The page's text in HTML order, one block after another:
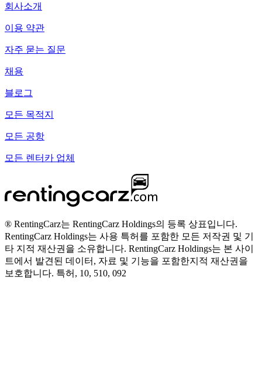
회사소개
이용 약관
자주 묻는 질문
채용
블로그
모든 목적지
모든 공항
모든 렌터카 업체
® RentingCarz는 RentingCarz Holdings의 등록 상표입니다.
RentingCarz Holdings는 사용 특허를 포함한 모든 저작권 및 기
타 지적 재산권을 소유합니다. RentingCarz Holdings는 본 사이
트에서 발견된 데이터, 자료 및 기능을 포함한지적 재산권을
보호합니다. 특허, 10, 510, 092